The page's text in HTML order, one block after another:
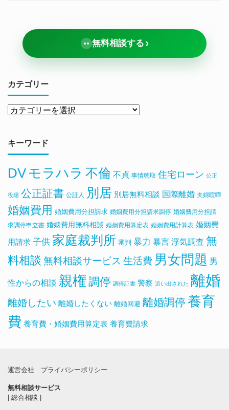
無料相談する ›
カテゴリー
キーワード
DV モラハラ 不倫 不貞 事情聴取 住宅ローン 公正
役場 公正証書 公証人 別居 別居無料相談 国際離婚 夫婦喧嘩
婚姻費用 婚姻費用分担請求 婚姻費用分担請求調停 婚姻費用分担請
求調停申立書 婚姻費用無料相談 婚姻費用算定表 婚姻費用計算表 婚姻費
用請求 子供 家庭裁判所 審判 暴力 暴言 浮気調査 無
料相談 無料相談サービス 生活費 男女問題 男
性からの相談 親権 調停 調停証書 警察 追い出された 離婚
離婚したい 離婚したくない 離婚回避 離婚調停 養育
費 養育費・婚姻費用算定表 養育費請求
運営会社 プライバシーポリシー
無料相談サービス
総合相談